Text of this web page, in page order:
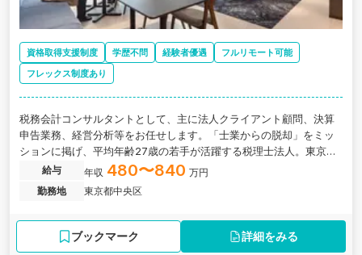
資格取得支援制度 学歴不問 経験者優遇
フルリモート可能
フレックス制度あり
税務会計コンサルタントとして、主に法人クライアント顧問、決算
申告業務、経営分析等をお任せします。「士業からの脱却」をミッ
ションに掲げ、平均年齢27歳の若手が活躍する税理士法人。東京支
店新規立ち上げにあたり、新たなメンバーを募集しています。
給与 年収 480〜840 万円
勤務地
東京都中央区
ブックマーク 詳細をみる